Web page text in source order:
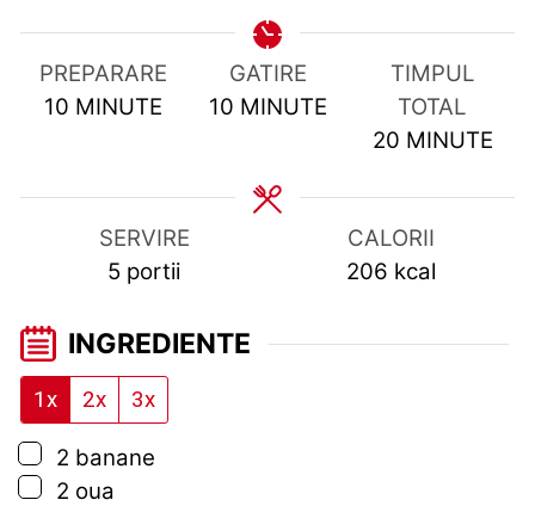
PREPARARE
10MINUTES
MINUTE
GATIRE
10MINUTES
MINUTE
TIMPUL
TOTAL
20MINUTES
MINUTE
SERVIRE
5 portii
CALORII
206 kcal
INGREDIENTE
1x 2x 3x
▢
2 banane
▢
2 oua